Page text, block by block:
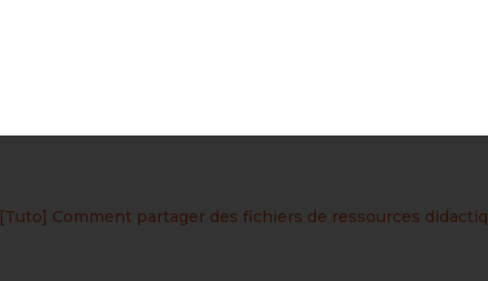
[Tuto] Comment partager des fichiers de ressources